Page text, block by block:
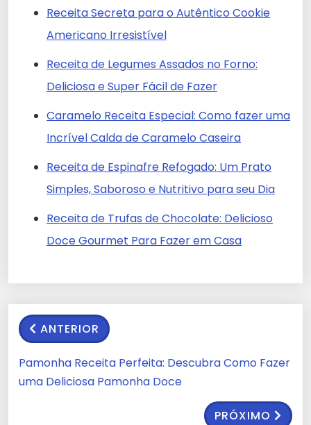
Receita Secreta para o Autêntico Cookie
Americano Irresistível
Receita de Legumes Assados no Forno:
Deliciosa e Super Fácil de Fazer
Caramelo Receita Especial: Como fazer uma
Incrível Calda de Caramelo Caseira
Receita de Espinafre Refogado: Um Prato
Simples, Saboroso e Nutritivo para seu Dia
Receita de Trufas de Chocolate: Delicioso
Doce Gourmet Para Fazer em Casa
ANTERIOR
Pamonha Receita Perfeita: Descubra Como Fazer
uma Deliciosa Pamonha Doce
PRÓXIMO